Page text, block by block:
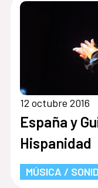
12 octubre 2016
España y
Hispanidad
MÚSICA /